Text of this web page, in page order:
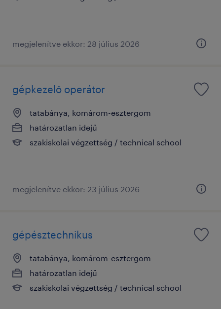
megjelenítve ekkor: 28 július 2026
gépkezelő operátor
tatabánya, komárom-esztergom
határozatlan idejű
szakiskolai végzettség / technical school
megjelenítve ekkor: 23 július 2026
gépésztechnikus
tatabánya, komárom-esztergom
határozatlan idejű
szakiskolai végzettség / technical school